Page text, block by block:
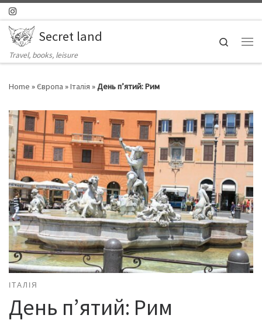
Skip to content
Secret land
Travel, books, leisure
Search
Home »Європа »Італія »День п’ятий: Рим
ІТАЛІЯ
День п’ятий: Рим